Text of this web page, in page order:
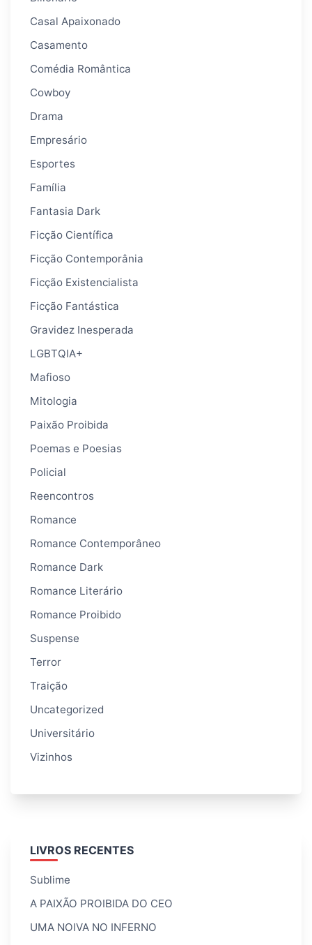
Casal Apaixonado
Casamento
Comédia Romântica
Cowboy
Drama
Empresário
Esportes
Família
Fantasia Dark
Ficção Científica
Ficção Contemporânia
Ficção Existencialista
Ficção Fantástica
Gravidez Inesperada
LGBTQIA+
Mafioso
Mitologia
Paixão Proibida
Poemas e Poesias
Policial
Reencontros
Romance
Romance Contemporâneo
Romance Dark
Romance Literário
Romance Proibido
Suspense
Terror
Traição
Uncategorized
Universitário
Vizinhos
LIVROS RECENTES
Sublime
A PAIXÃO PROIBIDA DO CEO
UMA NOIVA NO INFERNO